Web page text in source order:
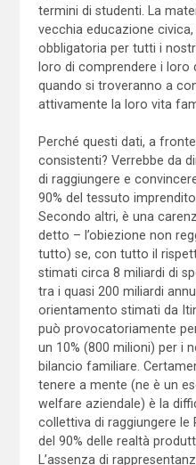
termini di studenti. La
vecchia educazione
obbligatoria per tutti i
loro di comprendere i
quando si troveranno a
attivamente la loro vita
Perché questi dati, a
consistenti? Verrebbe da
di raggiungere e
90% del tessuto
Secondo altri, è una
detto – l’obiezione non
tutto) se, con tutto il
stimati circa 8 miliardi di
tra i quasi 200 miliardi
orientamento stimati da
può provocatoriamente
un 10% (800 milioni) per i
bilancio familiare.
tenere a mente (ne è un
welfare aziendale) è la
collettiva di raggiungere
del 90% delle realtà
L’assenza di